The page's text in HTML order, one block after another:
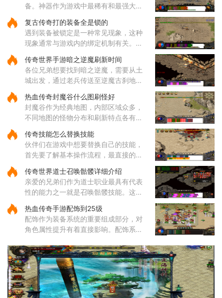
备。神器作为游戏中最稀有和最强大的
每种神器都具备独特的技能和被动效
果。玩家收集一定数量的神器后，
复古传奇打的装备全是锁的
遇到装备被锁定是一种常见现象，这种
现象通常与游戏内的绑定机制有关。部
上，这种绑定状态会限制装备的交易和
丢弃功能。装备锁定是游戏设计
传奇世界手游暗之逆魔刷新时间
各位兄弟想要找到暗之逆魔，需要从土
城出发，通过老兵传送至逆魔古刹地
魔阵中，咱们需要先进入右边的门，然
后按照逆时针方向前进，最终将
热血传奇封魔谷什么图刷怪好
封魔谷作为经典地图，内部区域众多，
不同地图的怪物分布和刷新特点各有差
角度来看，纵横道作为一个枢纽性质的
区域，连接着多个重要地点，
传奇技能怎么替换技能
伙伴们在游戏中想要替换自己的技能，
首先要了解基本操作流程，最直接的方
标上通过拖拽操作来调整它们的位置顺
序。这样的调整能够帮助哥哥
传奇世界道士召唤骷髅详细介绍
亲爱的兄弟们作为道士职业最具有代表
性的能力之一就是召唤骷髅技能。这个
能，让你能够通过施法将死去的生灵转
化为强大的骷髅伙伴。当你学
热血传奇手游配饰到25级
配饰作为装备系统的重要组成部分，对
角色属性提升有着直接影响。配饰系统
个部位都有其独特的属性加成，需要根
据职业特性进行合理搭配。配